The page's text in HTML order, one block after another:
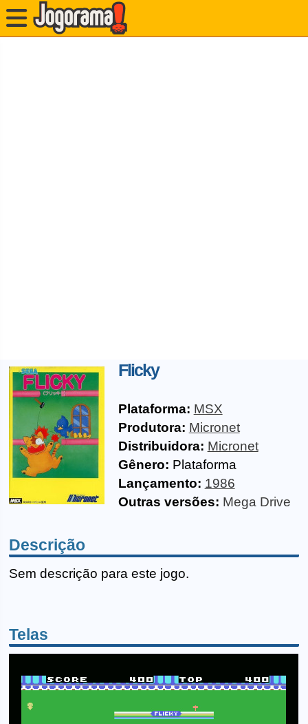
Flicky
Plataforma: MSX
Produtora: Micronet
Distribuidora: Micronet
Gênero: Plataforma
Lançamento: 1986
Outras versões: Mega Drive
Descrição
Sem descrição para este jogo.
Telas